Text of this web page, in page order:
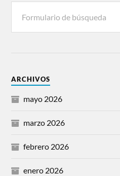
ARCHIVOS
mayo 2026
marzo 2026
febrero 2026
enero 2026